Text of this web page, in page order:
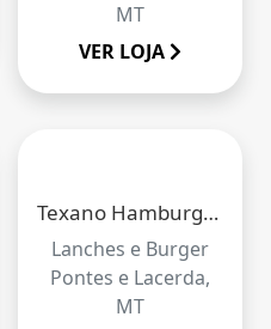
MT
VER LOJA
Texano Hamburgueria
Lanches e Burger
Pontes e Lacerda,
MT